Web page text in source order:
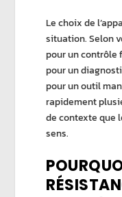
Le choix de
situation. Selon
pour un contrôle
pour un
pour un outil
rapidement
de contexte que
sens.